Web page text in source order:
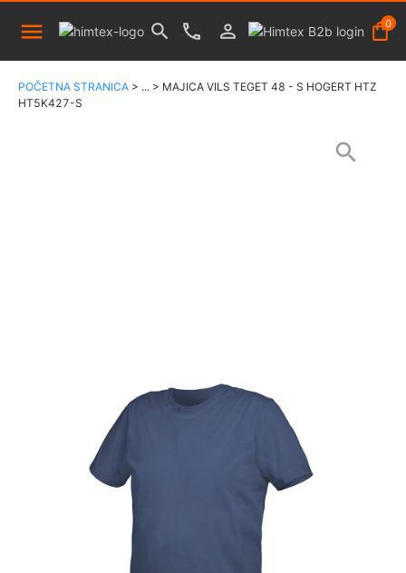
0
POČETNA STRANICA > ... > MAJICA VILS TEGET 48 - S HOGERT HTZ
HT5K427-S